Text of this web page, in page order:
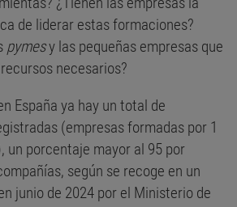
de liderar estas formaciones?
pymesy las pequeñas empresas que
necesarios?
España ya hay un total de
(empresas formadas por 1
un porcentaje mayor al 95 por
según se recoge en un
junio de 2024 por el Ministerio de